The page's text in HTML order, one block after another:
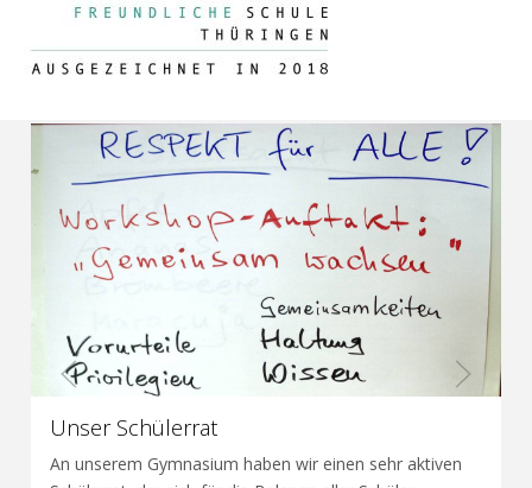
Unser Schülerrat
An unserem Gymnasium haben wir einen sehr aktiven